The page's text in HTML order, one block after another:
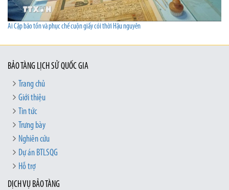
Ai Cập bảo tồn và phục chế cuộn giấy cói thời Hậu nguyên
BẢO TÀNG LỊCH SỬ QUỐC GIA
Trang chủ
Giới thiệu
Tin tức
Trưng bày
Nghiên cứu
Dự án BTLSQG
Hỗ trợ
DỊCH VỤ BẢO TÀNG